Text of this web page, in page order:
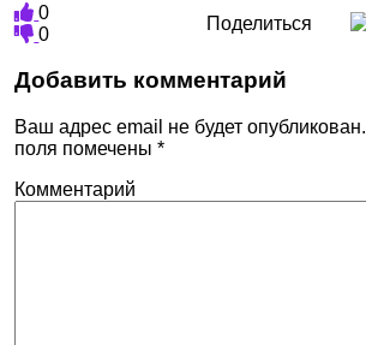
0
0
Поделиться
Добавить комментарий
Ваш адрес email не будет опубликован.
поля помечены*
Комментарий